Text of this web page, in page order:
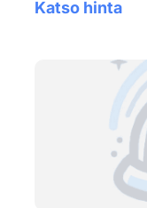
Katso hinta